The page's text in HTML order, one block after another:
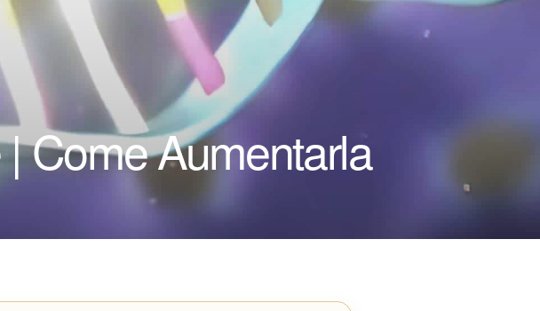
Come Aumentarla